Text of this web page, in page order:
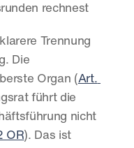
rechnest
Trennung
Die
Organ (Art.
führt die
nicht
OR). Das ist